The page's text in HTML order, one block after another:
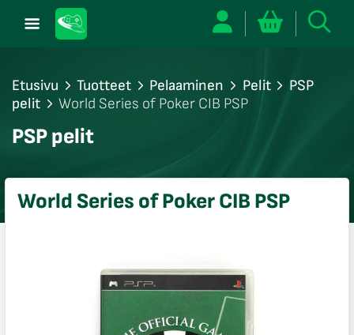
Etusivu Tuotteet Pelaaminen Pelit
PSP
pelit
World Series of Poker CIB PSP
PSP pelit
World Series of Poker CIB PSP
sulje
sulje